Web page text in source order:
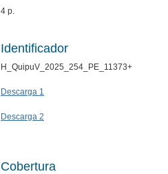
4 p.
Identificador
H_QuipuV_2025_254_PE_11373+
Descarga 1
Descarga 2
Cobertura